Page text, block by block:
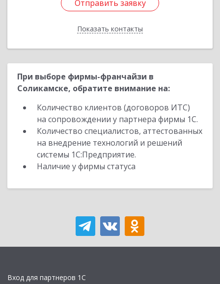
Отправить заявку
Показать контакты
Отправить заявку
Назад
При выборе фирмы-франчайзи в
Соликамске, обратите внимание на:
Количество клиентов (договоров ИТС)
на сопровождении у партнера фирмы 1С.
Количество специалистов, аттестованных
на внедрение технологий и решений
системы 1С:Предприятие.
Наличие у фирмы статуса
Вход для партнеров 1С